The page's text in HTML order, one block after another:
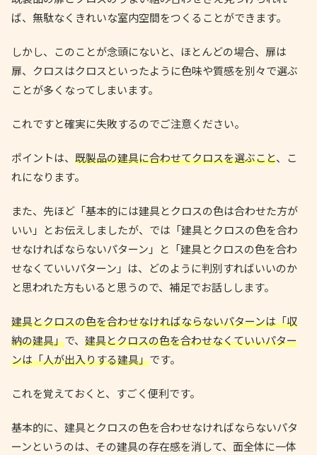
ば、無駄なくきれいな室内空間をつくることができます。
しかし、このことが念頭にないと、ほとんどの場合、扉は
扉、クロスはクロスといったように色味や質感を別々で選ぶ
ことが多くなってしまいます。
これですと確実に失敗するのでご注意ください。
ポイントは、 既製品の建具に合わせてクロスを選ぶこと、こ
れになります。
また、先ほど「基本的には建具とクロスの色は合わせた方が
いい」とお伝えしましたが、では「建具とクロスの色を合わ
せなければならないパターン」と「建具とクロスの色を合わ
せなくていいパターン」は、どのように判別すればいいのか
と思われた方もいると思うので、補足でお話しします。
建具とクロスの色を合わせなければならないパターンは「収
納の建具」で、 建具とクロスの色を合わせなくていいパター
ンは「人が出入りする建具」です。
これを覚えておくと、すごく便利です。
基本的に、建具とクロスの色を合わせなければならないパタ
ーンというのは、その建具の存在感を消して、面全体に一体